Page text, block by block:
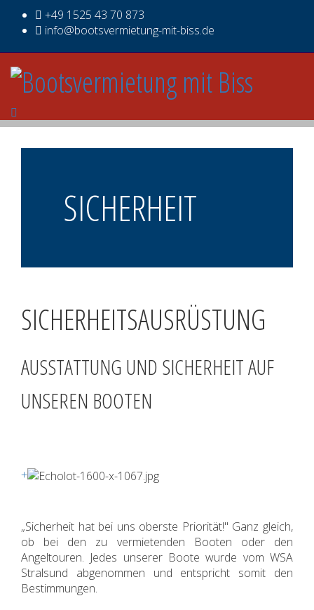
+49 1525 43 70 873
info@bootsvermietung-mit-biss.de
SICHERHEIT
SICHERHEITSAUSRÜSTUNG
AUSSTATTUNG UND SICHERHEIT AUF
UNSEREN BOOTEN
+
„Sicherheit hat bei uns oberste Priorität!" Ganz gleich,
ob bei den zu vermietenden Booten oder den
Angeltouren. Jedes unserer Boote wurde vom WSA
Stralsund abgenommen und entspricht somit den
Bestimmungen.